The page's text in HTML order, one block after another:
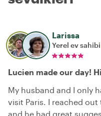
Larissa
Yerel ev sahibi
Lucien made our day!
My husband and I only
visit Paris. I reached
and he had great